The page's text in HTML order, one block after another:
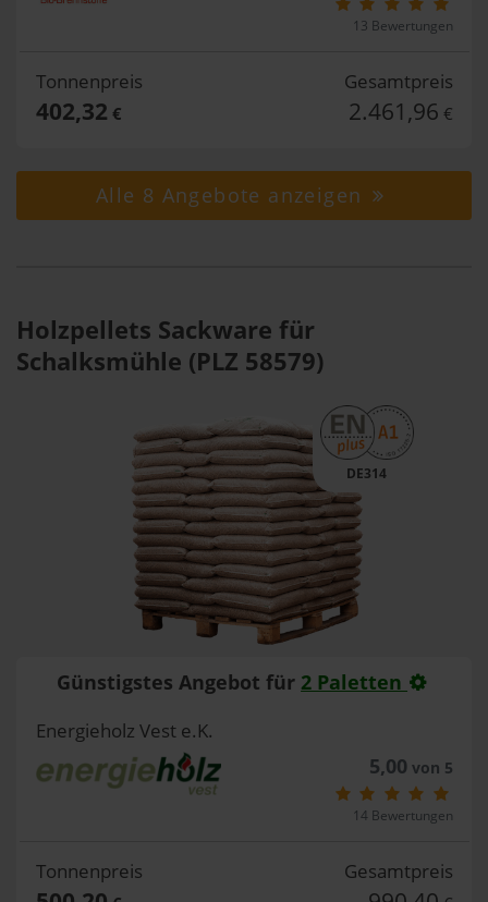
13 Bewertungen
Tonnenpreis
402,32 €
Gesamtpreis
2.461,96 €
Alle 8 Angebote anzeigen
Holzpellets Sackware für
Schalksmühle (PLZ 58579)
DE314
Günstigstes Angebot für 2 Paletten
Energieholz Vest e.K.
5,00 von 5
14 Bewertungen
Tonnenpreis Gesamtpreis